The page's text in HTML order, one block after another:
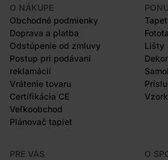
O NÁKUPE
Obchodné podmienky
Doprava a platba
Odstúpenie od zmluvy
Postup pri podávaní
reklamácií
Vrátenie tovaru
Certifikácia CE
Veľkoobchod
Plánovač tapiet
Lišty
PRE VÁS
O